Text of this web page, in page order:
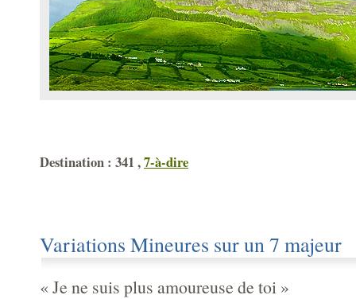
Destination : 341 ,7-à-dire
Variations Mineures sur un 7 majeur
« Je ne suis plus amoureuse de toi »